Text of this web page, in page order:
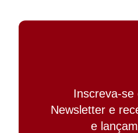
Inscreva-se
Newsletter e
e